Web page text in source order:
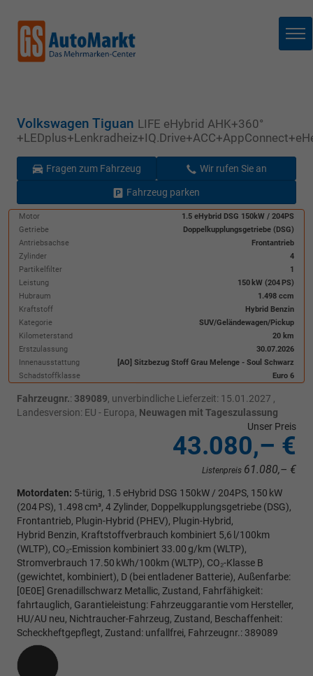
Volkswagen Tiguan LIFE eHybrid AHK+360°
Fragen zum Fahrzeug Wir rufen Sie an
Fahrzeug parken
Motor
1.5 eHybrid DSG 150kW / 204PS
Getriebe
Doppelkupplungsgetriebe (DSG)
Antriebsachse
Frontantrieb
Zylinder
4
Partikelfilter
1
Leistung
150 kW (204 PS)
Hubraum
1.498 ccm
Kraftstoff
Hybrid Benzin
Kategorie
SUV/Geländewagen/Pickup
Kilometerstand
20 km
Erstzulassung
30.07.2026
Innenausstattung
[AO] Sitzbezug Stoff Grau Melenge - Soul Schwarz
Schadstoffklasse
Euro 6
Fahrzeugnr.: 389089, unverbindliche Lieferzeit: 15.01.2027 ,
Landesversion: EU - Europa, Neuwagen mit Tageszulassung
Unser Preis
43.080,– €
Listenpreis 61.080,– €
Motordaten: 5-türig, 1.5 eHybrid DSG 150kW / 204PS, 150 kW
(204 PS), 1.498 cm³, 4 Zylinder, Doppelkupplungsgetriebe (DSG),
Frontantrieb, Plugin-Hybrid (PHEV), Plugin-Hybrid,
Hybrid Benzin, Kraftstoffverbrauch kombiniert 5,6 l/100km
(WLTP), CO₂-Emission kombiniert 33.00 g/km (WLTP),
Stromverbrauch 17.50 kWh/100km (WLTP), CO₂-Klasse B
(gewichtet, kombiniert), D (bei entladener Batterie), Außenfarbe:
[0E0E] Grenadillschwarz Metallic, Zustand, Fahrfähigkeit:
fahrtauglich, Garantieleistung: Fahrzeuggarantie vom Hersteller,
HU/AU neu, Nichtraucher-Fahrzeug, Zustand, Beschaffenheit:
Scheckheftgepflegt, Zustand: unfallfrei, Fahrzeugnr.: 389089